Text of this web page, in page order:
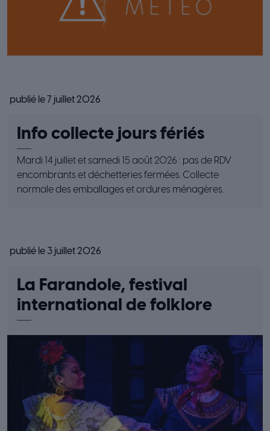
publié le 7 juillet 2026
Info collecte jours fériés
Mardi 14 juillet et samedi 15 août 2026 : pas de RDV
encombrants et déchetteries fermées. Collecte
normale des emballages et ordures ménagères.
publié le 3 juillet 2026
La Farandole, festival
international de folklore